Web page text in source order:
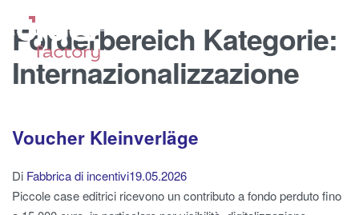
Förderbereich Kategorie:
Internazionalizzazione
Voucher Kleinverläge
Di Fabbrica di incentivi19.05.2026
Piccole case editrici ricevono un contributo a fondo perduto fino